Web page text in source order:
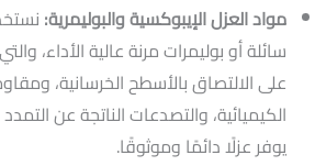
مواد العزل الإيبوكسية والبوليمرية:
سائلة أو بوليمرات مرنة عالية الأداء،
على الالتصاق بالأسطح الخرسانية،
الكيميائية، والتصدعات الناتجة عن
يوفر عزلًا دائمًا وموثوقًا.